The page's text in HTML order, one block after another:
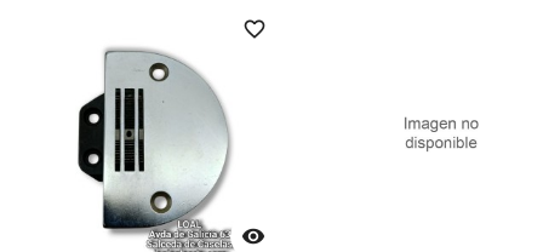

favorite_border